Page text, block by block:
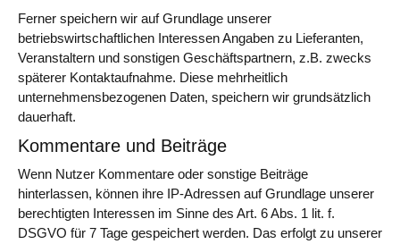
Ferner speichern wir auf Grundlage unserer
betriebswirtschaftlichen Interessen Angaben zu Lieferanten,
Veranstaltern und sonstigen Geschäftspartnern, z.B. zwecks
späterer Kontaktaufnahme. Diese mehrheitlich
unternehmensbezogenen Daten, speichern wir grundsätzlich
dauerhaft.
Kommentare und Beiträge
Wenn Nutzer Kommentare oder sonstige Beiträge
hinterlassen, können ihre IP-Adressen auf Grundlage unserer
berechtigten Interessen im Sinne des Art. 6 Abs. 1 lit. f.
DSGVO für 7 Tage gespeichert werden. Das erfolgt zu unserer